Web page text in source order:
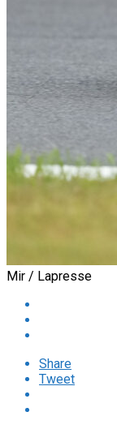
Mir / Lapresse
Share
Tweet